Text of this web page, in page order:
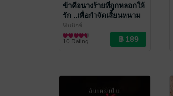
ข้าคือนางร้ายที่ถูกหลอกให้
รัก ..เพื่อกำจัดเสี้ยนหนาม
ให้นางเอก
ฟินนิกซ์
นิยายรักจีนโบราณ
10 Rating